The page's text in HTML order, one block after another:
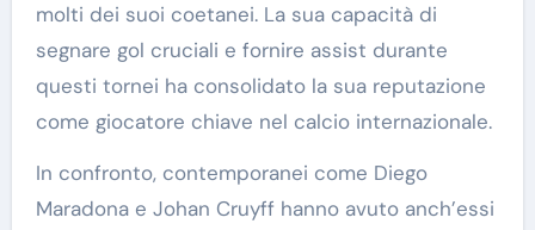
molti dei suoi coetanei. La sua capacità di
segnare gol cruciali e fornire assist durante
questi tornei ha consolidato la sua reputazione
come giocatore chiave nel calcio internazionale.
In confronto, contemporanei come Diego
Maradona e Johan Cruyff hanno avuto anch’essi